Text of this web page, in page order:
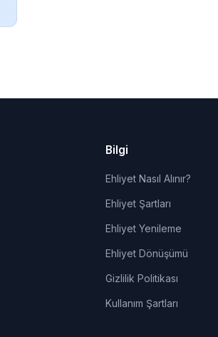
Bilgi
Ehliyet Nasıl Alınır?
Ehliyet Şartları
Ehliyet Yenileme
Ehliyet Dönüşümü
Gizlilik Politikası
Kullanım Şartları